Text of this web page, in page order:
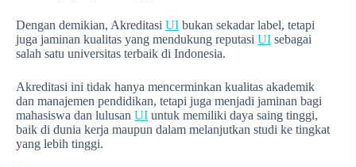
Dengan demikian, Akreditasi UI bukan sekadar label, tetapi
juga jaminan kualitas yang mendukung reputasi UI sebagai
salah satu universitas terbaik di Indonesia.
Akreditasi ini tidak hanya mencerminkan kualitas akademik
dan manajemen pendidikan, tetapi juga menjadi jaminan bagi
mahasiswa dan lulusan UI untuk memiliki daya saing tinggi,
baik di dunia kerja maupun dalam melanjutkan studi ke tingkat
yang lebih tinggi.